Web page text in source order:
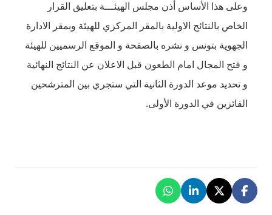
بتعليق القرار
المركزي للهيئة وبمقر الادارة
و الموقع الرسميين للهيئة
الاعلان عن النتائج النهائية
التي ستجري بين المترشحين